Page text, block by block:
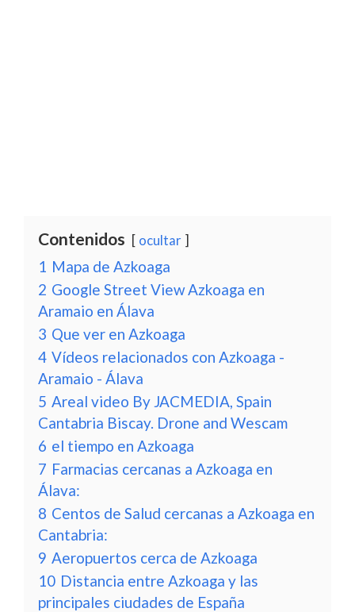
Contenidos ocultar
1 Mapa de Azkoaga
2 Google Street View Azkoaga en
Aramaio en Álava
3 Que ver en Azkoaga
4 Vídeos relacionados con Azkoaga -
Aramaio - Álava
5 Areal video By JACMEDIA, Spain
Cantabria Biscay. Drone and Wescam
6 el tiempo en Azkoaga
7 Farmacias cercanas a Azkoaga en
Álava:
8 Centos de Salud cercanas a Azkoaga en
Cantabria:
9 Aeropuertos cerca de Azkoaga
10 Distancia entre Azkoaga y las
principales ciudades de España